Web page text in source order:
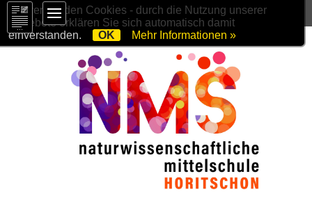
Wir verwenden Cookies - durch die Nutzung unserer
Angebote erklären Sie sich automatisch damit
einverstanden.
OK Mehr Informationen »